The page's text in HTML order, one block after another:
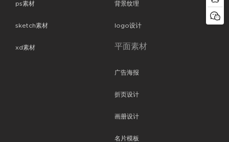
ps素材
sketch素材
xd素材
背景纹理
logo设计
平面素材
广告海报
折页设计
画册设计
名片模板